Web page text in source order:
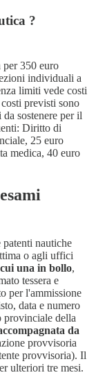
?
per 350 euro
individuali a
limiti vede costi
previsti sono
sostenere per il
Diritto di
25 euro
medica, 40 euro
nautiche
o agli uffici
una in bollo,
tessera e
per l'ammissione
data e numero
della
da
provvisoria
provvisoria). Il
ulteriori tre mesi.